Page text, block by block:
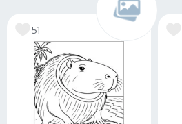
51